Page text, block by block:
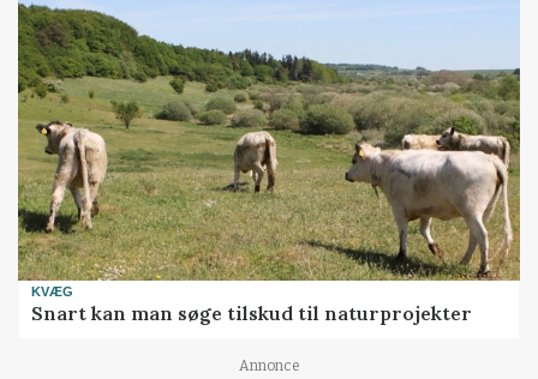
KVÆG
Snart kan man søge tilskud til naturprojekter
Annonce